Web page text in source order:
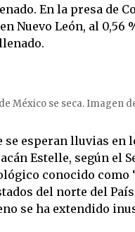
En la presa de
Nuevo León, al 0,56
México se seca. Imagen
se esperan lluvias en
Estelle, según el
conocido como
del norte del
se ha extendido